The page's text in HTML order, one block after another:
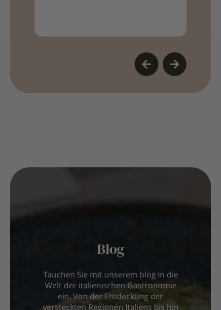
Blog
Tauchen Sie mit unserem blog in die
Welt der italienischen Gastronomie
ein. Von der Entdeckung der
versteckten Regionen Italiens bis hin